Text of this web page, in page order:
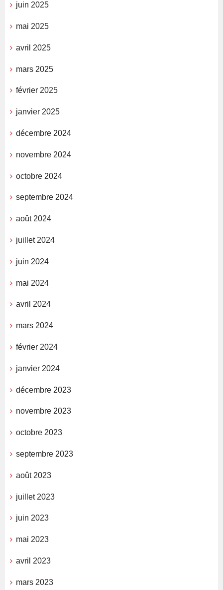
juin 2025
mai 2025
avril 2025
mars 2025
février 2025
janvier 2025
décembre 2024
novembre 2024
octobre 2024
septembre 2024
août 2024
juillet 2024
juin 2024
mai 2024
avril 2024
mars 2024
février 2024
janvier 2024
décembre 2023
novembre 2023
octobre 2023
septembre 2023
août 2023
juillet 2023
juin 2023
mai 2023
avril 2023
mars 2023